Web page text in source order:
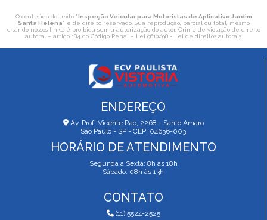
O conteúdo do texto "Inspeção Veicular para Motoristas de Aplicativo Jardim
Santa Helena" é de direito reservado. Sua reprodução, parcial ou total, mesmo
citando nossos links, é proibida sem a autorização do autor. Crime de violação de direito
autoral – artigo 184 do Código Penal – Lei 9610/98 - Lei de direitos autorais.
ENDEREÇO
Av. Prof. Vicente Rao, 2268 - Santo Amaro
São Paulo - SP - CEP: 04636-003
HORÁRIO DE ATENDIMENTO
Segunda a Sexta: 8h às 18h
Sábado: 08h às 13h
CONTATO
(11) 5524-2525